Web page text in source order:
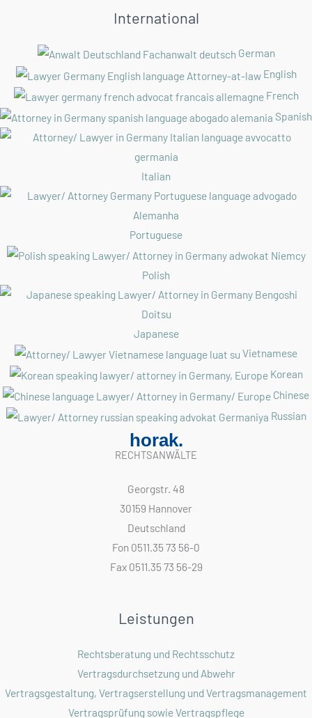
International
German
English
French
Spanish
Italian
Portuguese
Polish
Japanese
Vietnamese
Korean
Chinese
Russian
horak.
RECHTSANWÄLTE
Georgstr. 48
30159 Hannover
Deutschland
Fon 0511.35 73 56-0
Fax 0511.35 73 56-29
Leistungen
Rechtsberatung und Rechtsschutz
Vertragsdurchsetzung und Abwehr
Vertragsgestaltung, Vertragserstellung und Vertragsmanagement
Vertragsprüfung sowie Vertragspflege